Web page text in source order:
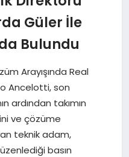
Güler İle
Bulundu
Arayışında Real
Ancelotti, son
ardından takımın
ve çözüme
teknik adam,
basın